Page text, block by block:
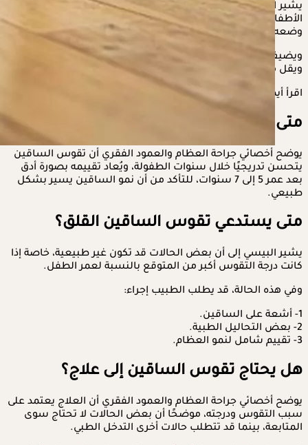
يشير البيسي إلى أن تقوس الساقين يُعد أمرًا طبيعيًا لدى معظم
الأطفال بعد الولادة، حيث يولد الطفل بدرجة من التقوس نتيجة
وضعه داخل الرحم.
ويضيف أن هذا التقوس يبدأ في التحسن تدريجيًا مع نمو الطفل،
ويقل مع التقدم في العمر.
اقرأ أيضًا: تقوس الساقين عند الأطفال.. هل يشفى تلقائيا؟
متى يختفي التقوس الطبيعي؟
يوضح أخصائي جراحة العظام والعمود الفقري أن تقوس الساقين
يتحسن تدريجيًا خلال سنوات الطفولة، ويُعاد تقييمه بصورة أدق
بعد عمر 5 إلى 7 سنوات، للتأكد من أن نمو الساقين يسير بشكل
طبيعي.
متى يستدعي تقوس الساقين القلق؟
يشير البيسي إلى أن بعض الحالات قد تكون غير طبيعية، خاصة إذا
كانت درجة التقوس أكبر من المتوقع بالنسبة لعمر الطفل.
وفي هذه الحالة، قد يطلب الطبيب إجراء:
1- أشعة على الساقين.
2- بعض التحاليل الطبية.
3- تقييم شامل لنمو العظام.
هل يحتاج تقوس الساقين إلى علاج؟
يوضح أخصائي جراحة العظام والعمود الفقري أن العلاج يعتمد على
سبب التقوس ودرجته، موضحًا أن بعض الحالات لا تحتاج سوى
المتابعة، بينما قد تتطلب حالات أخرى التدخل الطبي.